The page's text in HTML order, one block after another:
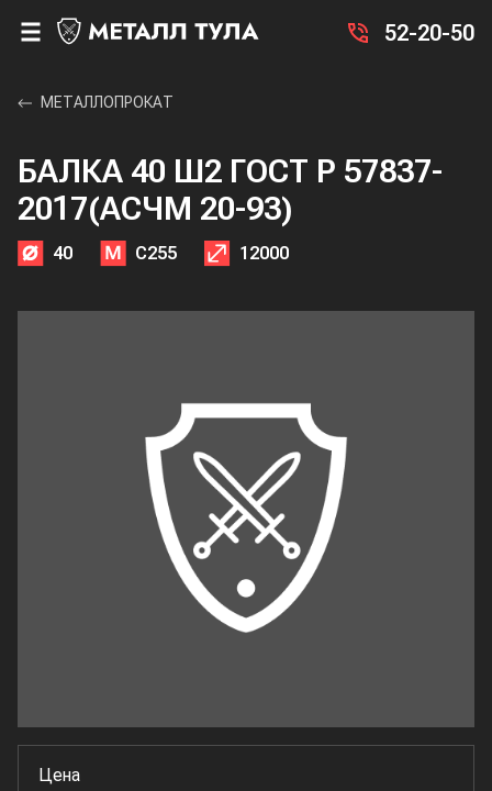
52-20-50
МЕТАЛЛОПРОКАТ
БАЛКА 40 Ш2 ГОСТ Р 57837-
2017(АСЧМ 20-93)
40 С255 12000
Цена